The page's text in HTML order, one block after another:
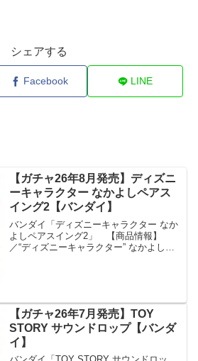
シェアする
Facebook LINE
【ガチャ26年8月発売】ディズニ
ーキャラクター なかよしペアス
イング2【バンダイ】
バンダイ「ディズニーキャラクター なか
よしペアスイング2」 【商品情報】
／“ディズニーキャラクター” なかよしペ
【ガチャ26年7月発売】TOY
STORY サウンドロップ【バンダ
イ】